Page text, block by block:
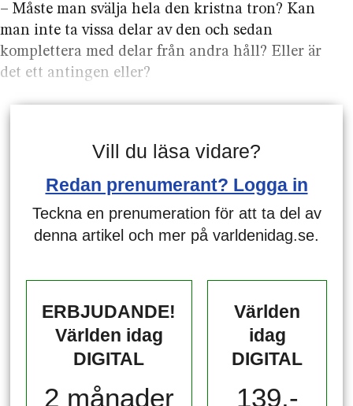
– Måste man svälja hela den kristna tron? Kan
man inte ta vissa delar av den och sedan
komplettera med delar från andra håll? Eller är
det ett antingen eller?
Vill du läsa vidare?
Redan prenumerant? Logga in
Teckna en prenumeration för att ta del av
denna artikel och mer på varldenidag.se.
ERBJUDANDE!
Världen idag
DIGITAL
2 månader
Världen
idag
DIGITAL
139,-